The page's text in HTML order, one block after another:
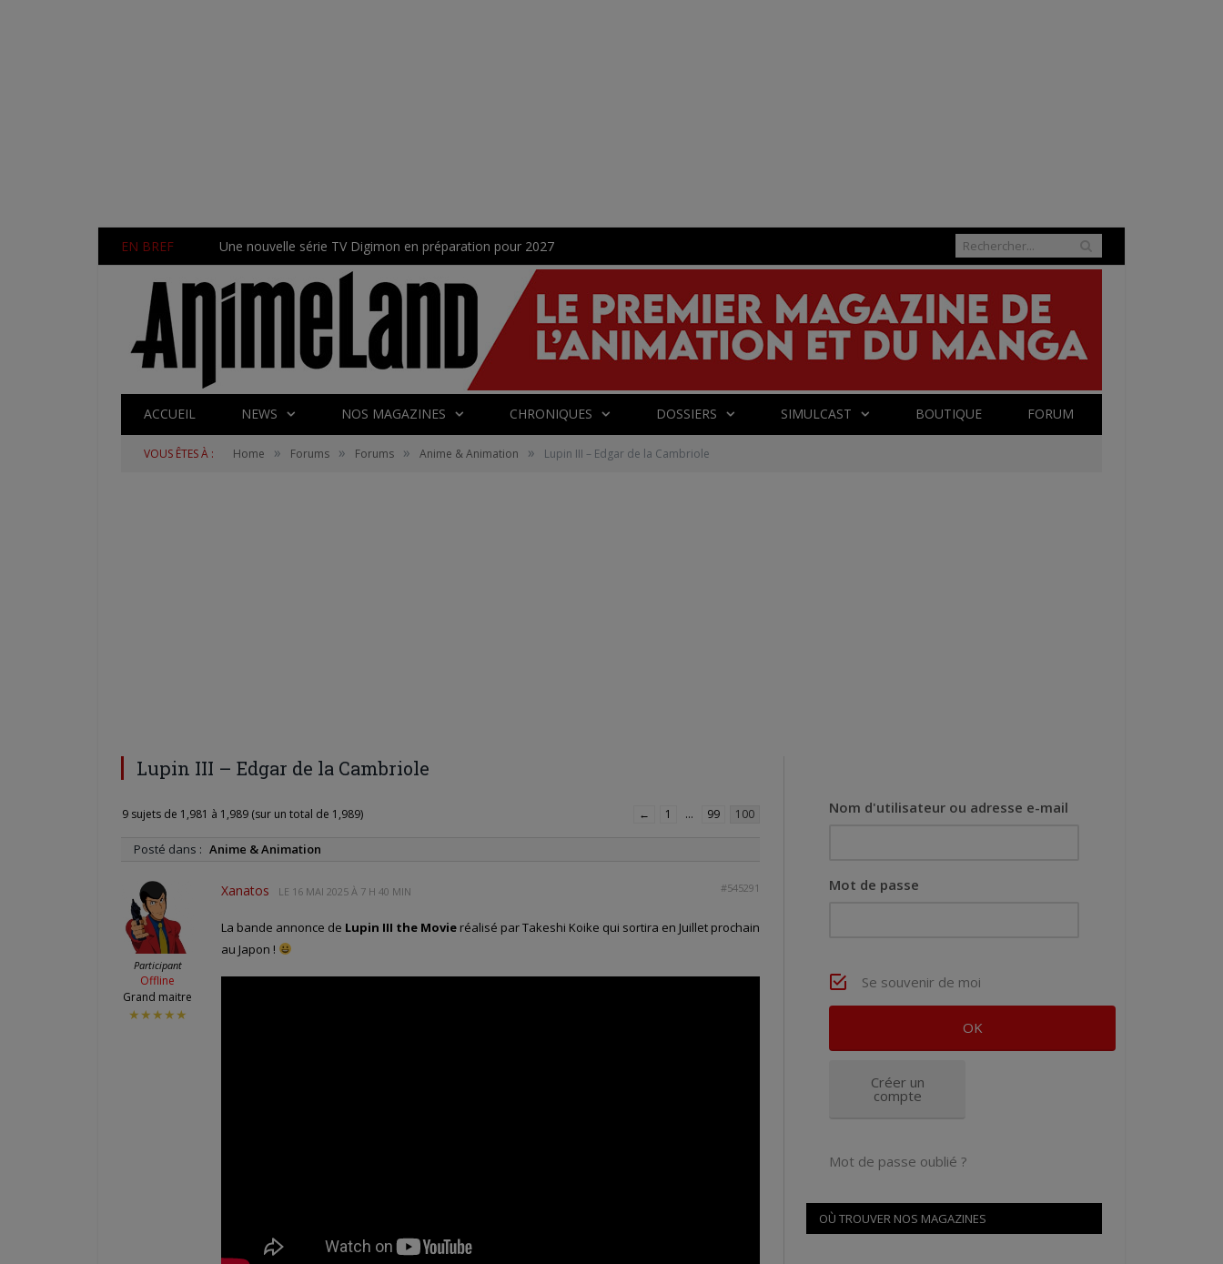
EN BREF Une nouvelle série TV Digimon en préparation pour 2027
ACCUEIL NEWS NOS MAGAZINES CHRONIQUES DOSSIERS SIMULCAST BOUTIQUE FORUM
VOUS ÊTES À : Home » Forums » Forums » Anime & Animation » Lupin III – Edgar de la Cambriole
Lupin III – Edgar de la Cambriole
9 sujets de 1,981 à 1,989 (sur un total de 1,989) ← 1 … 99 100
Posté dans : Anime & Animation
Participant
Offline
Grand maitre
★★★★★
Xanatos LE 16 MAI 2025 À 7 H 40 MIN #545291
La bande annonce de Lupin III the Movie réalisé par Takeshi Koike qui sortira en Juillet prochain
au Japon !
Nom d'utilisateur ou adresse e-mail
Mot de passe
Se souvenir de moi
Créer un
compte
Mot de passe oublié ?
OÙ TROUVER NOS MAGAZINES